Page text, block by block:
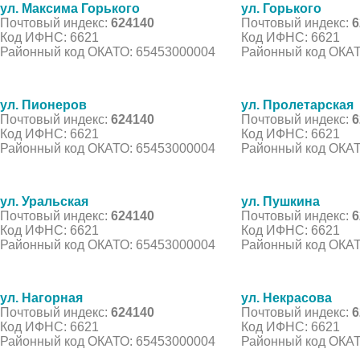
ул. Максима Горького
Почтовый индекс: 624140
Код ИФНС: 6621
Районный код ОКАТО: 65453000004
ул. Горького
Почтовый индекс:
Код ИФНС: 6621
Районный код
ул. Пионеров
Почтовый индекс: 624140
Код ИФНС: 6621
Районный код ОКАТО: 65453000004
ул. Пролетарская
Почтовый индекс:
Код ИФНС: 6621
Районный код
ул. Уральская
Почтовый индекс: 624140
Код ИФНС: 6621
Районный код ОКАТО: 65453000004
ул. Пушкина
Почтовый индекс:
Код ИФНС: 6621
Районный код
ул. Нагорная
Почтовый индекс: 624140
Код ИФНС: 6621
Районный код ОКАТО: 65453000004
ул. Некрасова
Почтовый индекс:
Код ИФНС: 6621
Районный код